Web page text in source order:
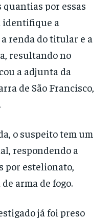
por essas
identifique a
renda do titular e a
resultando no
a adjunta da
de São Francisco,
o suspeito tem um
respondendo a
estelionato,
arma de fogo.
já foi preso